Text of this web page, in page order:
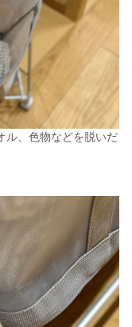
ル、色物などを脱いだ